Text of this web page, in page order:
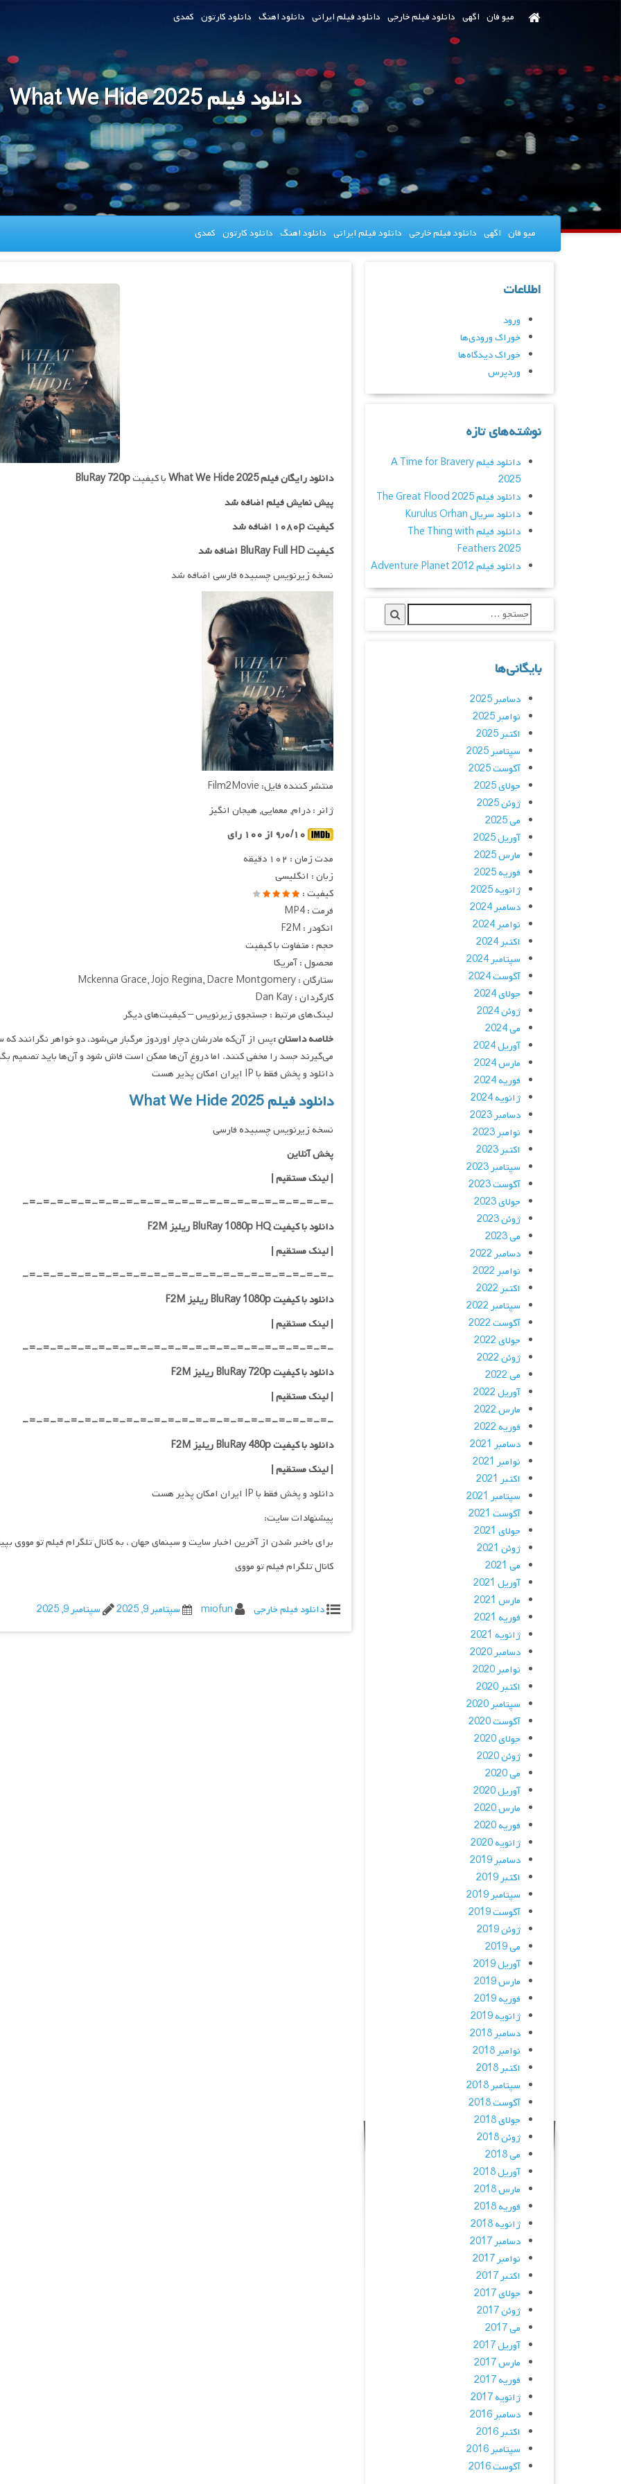
میو فان اگهی دانلود فیلم خارجی دانلود فیلم ایرانی دانلود اهنگ دانلود کارتون کمدی
دانلود فیلم What We Hide 2025
میو فان اگهی دانلود فیلم خارجی دانلود فیلم ایرانی دانلود اهنگ دانلود کارتون کمدی
دانلود رایگان فیلمWhat We Hide 2025با کیفیتBluRay 720p
پیش نمایش فیلم اضافه شد
کیفیت ۱۰۸۰p اضافه شد
کیفیت BluRay Full HD اضافه شد
نسخه زیرنویس چسبیده فارسی اضافه شد
منتشر کننده فایل: Film2Movie
ژانر : درام, معمایی, هیجان انگیز
مدت زمان : ۱۰۲ دقیقه
زبان : انگلیسی
کیفیت :
فرمت : MP4
انکودر : F2M
حجم : متفاوت با کیفیت
محصول : آمریکا
ستارگان : Mckenna Grace, Jojo Regina, Dacre Montgomery
کارگردان : Dan Kay
لینک‌های مرتبط : جستجوی زیرنویس – کیفیت‌های دیگر
خلاصه داستان :پس از آن‌که مادرشان دچار اوردوز مرگبار می‌شود، دو خواهر نگرانند
می‌گیرند جسد را مخفی کنند. اما دروغ آن‌ها ممکن است فاش شود و آن‌ها باید تصمیم
دانلود و پخش فقط با IP ایران امکان پذیر هست
دانلود فیلم What We Hide 2025
نسخه زیرنویس چسبیده فارسی
پخش آنلاین
| لینک مستقیم |
-=-=-=-=-=-=-=-=-=-=-=-=-=-=-=-=-=-=-=-=-=-=-
دانلود با کیفیت BluRay 1080p HQ ریلیز F2M
| لینک مستقیم |
-=-=-=-=-=-=-=-=-=-=-=-=-=-=-=-=-=-=-=-=-=-=-
دانلود با کیفیت BluRay 1080p ریلیز F2M
| لینک مستقیم |
-=-=-=-=-=-=-=-=-=-=-=-=-=-=-=-=-=-=-=-=-=-=-
دانلود با کیفیت BluRay 720p ریلیز F2M
| لینک مستقیم |
-=-=-=-=-=-=-=-=-=-=-=-=-=-=-=-=-=-=-=-=-=-=-
دانلود با کیفیت BluRay 480p ریلیز F2M
| لینک مستقیم |
دانلود و پخش فقط با IP ایران امکان پذیر هست
پیشنهادات سایت:
برای باخبر شدن از آخرین اخبار سایت و سینمای جهان ، به کانال تلگرام فیلم تو مووی
کانال تلگرام فیلم تو مووی
دانلود فیلم خارجی miofun سپتامبر 9, 2025 سپتامبر 9, 2025
اطلاعات
ورود
خوراک ورودی‌ها
خوراک دیدگاه‌ها
وردپرس
نوشته‌های تازه
دانلود فیلم A Time for Bravery
2025
دانلود فیلم The Great Flood 2025
دانلود سریال Kurulus Orhan
دانلود فیلم The Thing with
Feathers 2025
دانلود فیلم Adventure Planet 2012
بایگانی‌ها
دسامبر 2025
نوامبر 2025
اکتبر 2025
سپتامبر 2025
آگوست 2025
جولای 2025
ژوئن 2025
می 2025
آوریل 2025
مارس 2025
فوریه 2025
ژانویه 2025
دسامبر 2024
نوامبر 2024
اکتبر 2024
سپتامبر 2024
آگوست 2024
جولای 2024
ژوئن 2024
می 2024
آوریل 2024
مارس 2024
فوریه 2024
ژانویه 2024
دسامبر 2023
نوامبر 2023
اکتبر 2023
سپتامبر 2023
آگوست 2023
جولای 2023
ژوئن 2023
می 2023
دسامبر 2022
نوامبر 2022
اکتبر 2022
سپتامبر 2022
آگوست 2022
جولای 2022
ژوئن 2022
می 2022
آوریل 2022
مارس 2022
فوریه 2022
دسامبر 2021
نوامبر 2021
اکتبر 2021
سپتامبر 2021
آگوست 2021
جولای 2021
ژوئن 2021
می 2021
آوریل 2021
مارس 2021
فوریه 2021
ژانویه 2021
دسامبر 2020
نوامبر 2020
اکتبر 2020
سپتامبر 2020
آگوست 2020
جولای 2020
ژوئن 2020
می 2020
آوریل 2020
مارس 2020
فوریه 2020
ژانویه 2020
دسامبر 2019
اکتبر 2019
سپتامبر 2019
آگوست 2019
ژوئن 2019
می 2019
آوریل 2019
مارس 2019
فوریه 2019
ژانویه 2019
دسامبر 2018
نوامبر 2018
اکتبر 2018
سپتامبر 2018
آگوست 2018
جولای 2018
ژوئن 2018
می 2018
آوریل 2018
مارس 2018
فوریه 2018
ژانویه 2018
دسامبر 2017
نوامبر 2017
اکتبر 2017
جولای 2017
ژوئن 2017
می 2017
آوریل 2017
مارس 2017
فوریه 2017
ژانویه 2017
دسامبر 2016
اکتبر 2016
سپتامبر 2016
آگوست 2016